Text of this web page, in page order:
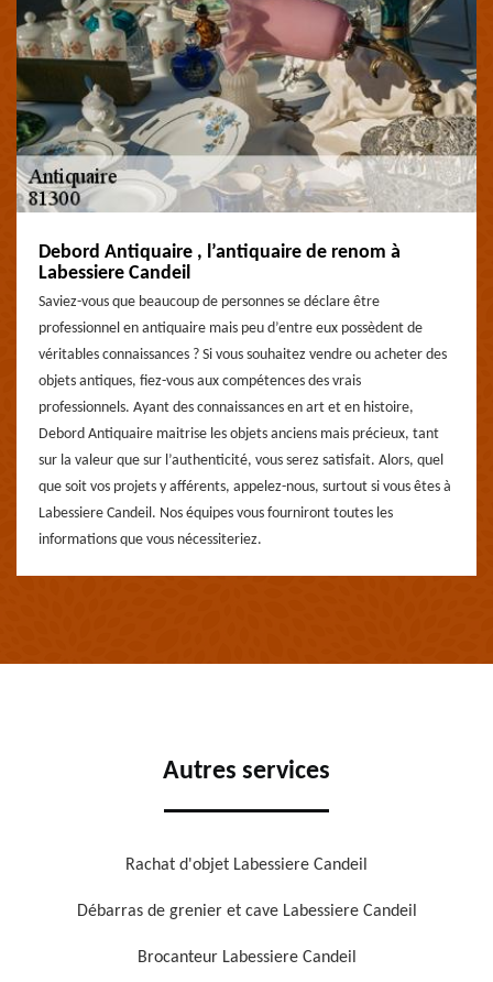
Debord Antiquaire , l’antiquaire de renom à
Labessiere Candeil
Saviez-vous que beaucoup de personnes se déclare être
professionnel en antiquaire mais peu d’entre eux possèdent de
véritables connaissances ? Si vous souhaitez vendre ou acheter des
objets antiques, fiez-vous aux compétences des vrais
professionnels. Ayant des connaissances en art et en histoire,
Debord Antiquaire maitrise les objets anciens mais précieux, tant
sur la valeur que sur l’authenticité, vous serez satisfait. Alors, quel
que soit vos projets y afférents, appelez-nous, surtout si vous êtes à
Labessiere Candeil. Nos équipes vous fourniront toutes les
informations que vous nécessiteriez.
Autres services
Rachat d'objet Labessiere Candeil
Débarras de grenier et cave Labessiere Candeil
Brocanteur Labessiere Candeil